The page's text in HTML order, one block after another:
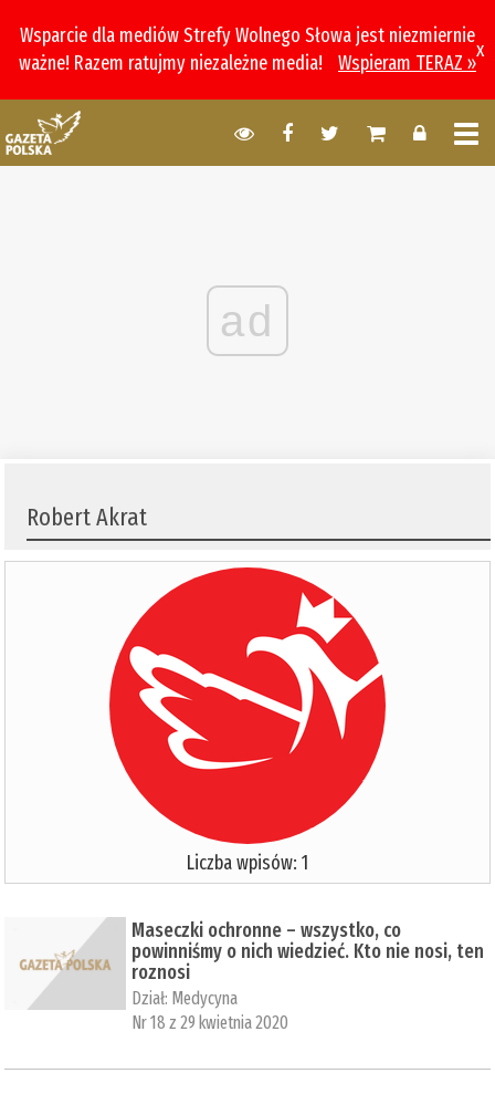
Wsparcie dla mediów Strefy Wolnego Słowa jest niezmiernie
ważne! Razem ratujmy niezależne media!
Wspieram TERAZ »
x
ad
Robert Akrat
Liczba wpisów: 1
Maseczki ochronne – wszystko, co
powinniśmy o nich wiedzieć. Kto nie nosi, ten
roznosi
Dział: Medycyna
Nr 18 z 29 kwietnia 2020